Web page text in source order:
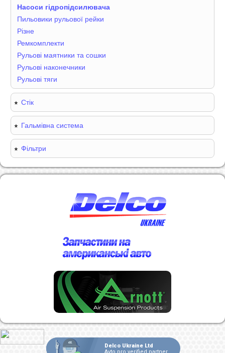
Насоси гідропідсилювача
Пильовики рульової рейки
Різне
Ремкомплекти
Рульові маятники та сошки
Рульові наконечники
Рульові тяги
Стік
Гальмівна система
Фільтри
Delco Ukraine Ltd
Avto.pro verified partner